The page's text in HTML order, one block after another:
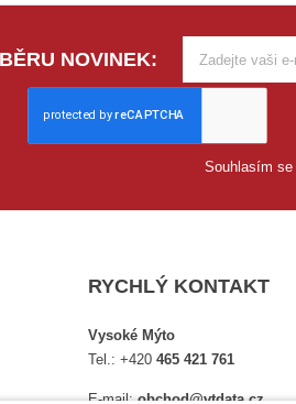
NOVINEK:
Souhlasím se
RYCHLÝ KONTAKT
Vysoké Mýto
Tel.:+420465 421 761
E-mail:obchod@vtdata.cz